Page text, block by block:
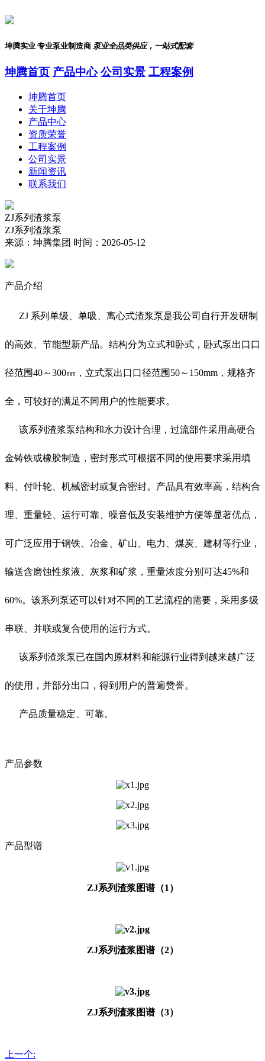
坤腾实业 专业泵业制造商 泵业全品类供应，一站式配套
坤腾首页 产品中心 公司实景 工程案例
坤腾首页
关于坤腾
产品中心
资质荣誉
工程案例
公司实景
新闻资讯
联系我们
ZJ系列渣浆泵
ZJ系列渣浆泵
来源：坤腾集团 时间：2026-05-12
产品介绍
ZJ 系列单级、单吸、离心式渣浆泵是我公司自行开发研制
的高效、节能型新产品。结构分为立式和卧式，卧式泵出口口
径范围40～300㎜，立式泵出口口径范围50～150mm，规格齐
全，可较好的满足不同用户的性能要求。
该系列渣浆泵结构和水力设计合理，过流部件采用高硬合
金铸铁或橡胶制造，密封形式可根据不同的使用要求采用填
料、付叶轮、机械密封或复合密封。产品具有效率高，结构合
理、重量轻、运行可靠、噪音低及安装维护方便等显著优点，
可广泛应用于钢铁、冶金、矿山、电力、煤炭、建材等行业，
输送含磨蚀性浆液、灰浆和矿浆，重量浓度分别可达45%和
60%。该系列泵还可以针对不同的工艺流程的需要，采用多级
串联、并联或复合使用的运行方式。
该系列渣浆泵已在国内原材料和能源行业得到越来越广泛
的使用，并部分出口，得到用户的普遍赞誉。
产品质量稳定、可靠。
产品参数
产品型谱
ZJ系列渣浆图谱（1）
ZJ系列渣浆图谱（2）
ZJ系列渣浆图谱（3）
上一个: